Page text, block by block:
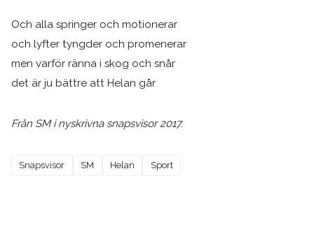
Och alla springer och motionerar
och lyfter tyngder och promenerar
men varför ränna i skog och snår
det är ju bättre att Helan går
Från SM i nyskrivna snapsvisor 2017.
Snapsvisor SM Helan Sport